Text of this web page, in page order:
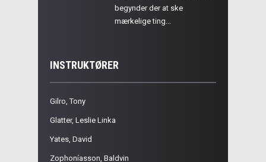
begynder der at ske
mærkelige ting...
INSTRUKTØRER
Gilro, Tony
Glatter, Leslie Linka
Yates, David
Zophoníasson, Baldvin